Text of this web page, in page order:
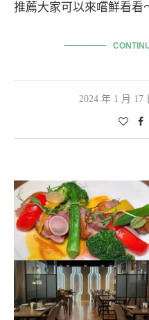
推薦大家可以來嚐鮮看看
2024 年 1 月 17